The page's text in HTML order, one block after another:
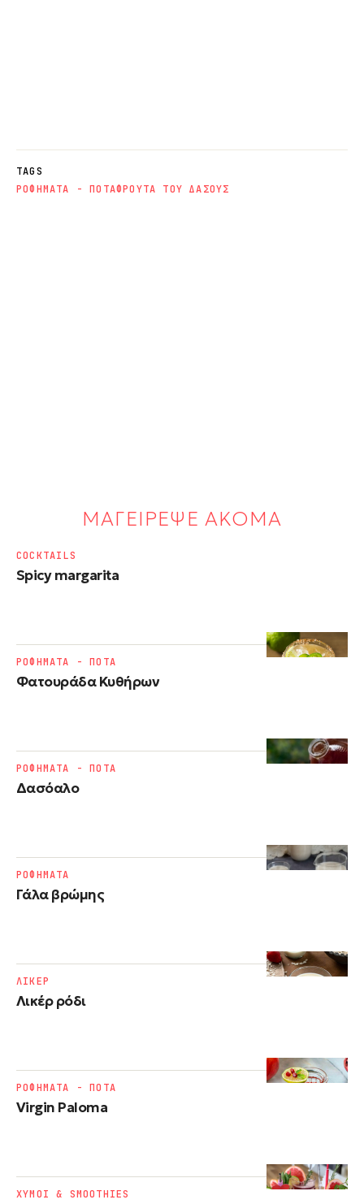
TAGS
ΡΟΦΗΜΑΤΑ - ΠΟΤΑΦΡΟΥΤΑ ΤΟΥ ΔΑΣΟΥΣ
ΜΑΓΕΙΡΕΨΕ ΑΚΟΜΑ
Spicy margarita
COCKTAILS
Φατουράδα Κυθήρων
ΡΟΦΗΜΑΤΑ - ΠΟΤΑ
Δασόαλο
ΡΟΦΗΜΑΤΑ - ΠΟΤΑ
Γάλα βρώμης
ΡΟΦΗΜΑΤΑ
Λικέρ ρόδι
ΛΙΚΕΡ
Virgin Paloma
ΡΟΦΗΜΑΤΑ - ΠΟΤΑ
ΧΥΜΟΙ & SMOOTHIES